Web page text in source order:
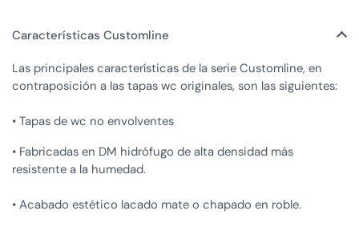
Características Customline
Las principales características de la serie Customline, en
contraposición a las tapas wc originales, son las siguientes:
• Tapas de wc no envolventes
• Fabricadas en DM hidrófugo de alta densidad más
resistente a la humedad.
• Acabado estético lacado mate o chapado en roble.